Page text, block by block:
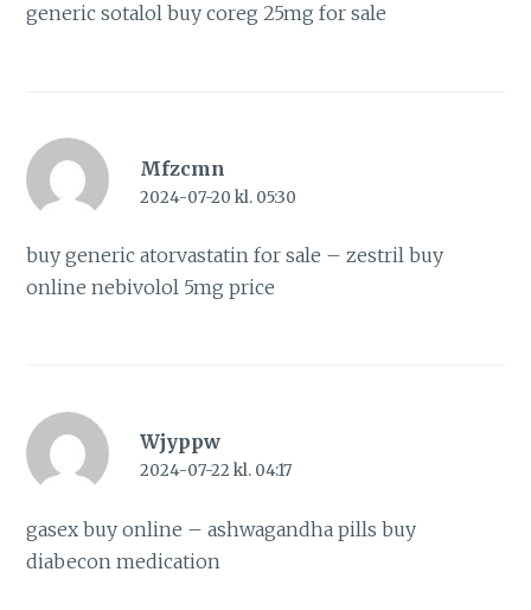
generic sotalol buy coreg 25mg for sale
Mfzcmn
2024-07-20 kl. 05:30
buy generic atorvastatin for sale – zestril buy
online nebivolol 5mg price
Wjyppw
2024-07-22 kl. 04:17
gasex buy online –ashwagandha pills buy
diabecon medication